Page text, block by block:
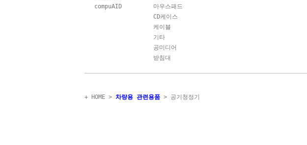
compuAID
마우스패드
CD케이스
케이블
기타
공미디어
받침대
+ HOME > 차량용 관련용품 > 공기청정기